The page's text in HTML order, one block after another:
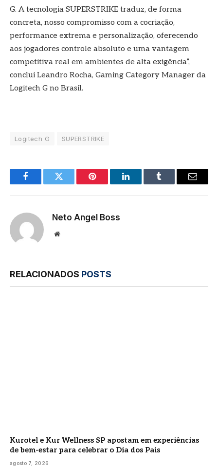
G. A tecnologia SUPERSTRIKE traduz, de forma
concreta, nosso compromisso com a cocriação,
performance extrema e personalização, oferecendo
aos jogadores controle absoluto e uma vantagem
competitiva real em ambientes de alta exigência”,
conclui Leandro Rocha, Gaming Category Manager da
Logitech G no Brasil.
Logitech G SUPERSTRIKE
FacebookTwitter Pinterest LinkedInTumblr
E-
Neto Angel Boss
Site
RELACIONADOS POSTS
Kurotel e Kur Wellness SP apostam em experiências
de bem-estar para celebrar o Dia dos Pais
agosto 7, 2026